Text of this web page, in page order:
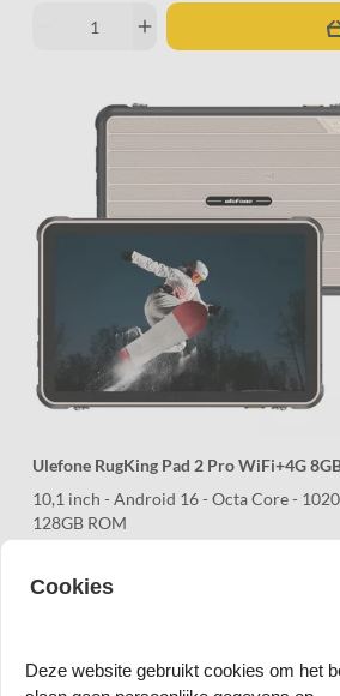
add
Ulefone RugKing Pad 2 Pro WiFi+4G
10,1 inch - Android 16 - Octa Core -
128GB ROM
Op voorraad
remove add
Cookies
Deze website gebruikt cookies om het